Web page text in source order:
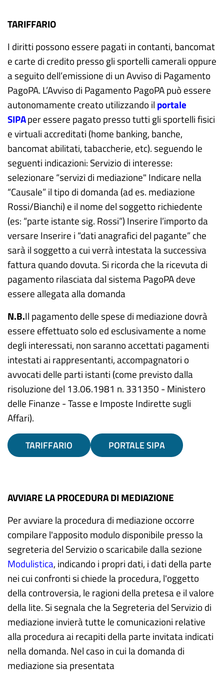
TARIFFARIO
I diritti possono essere pagati in contanti, bancomat
e carte di credito presso gli sportelli camerali oppure
a seguito dell’emissione di un Avviso di Pagamento
PagoPA. L’Avviso di Pagamento PagoPA può essere
autonomamente creato utilizzando il portale
SIPAper essere pagato presso tutti gli sportelli fisici
e virtuali accreditati (home banking, banche,
bancomat abilitati, tabaccherie, etc). seguendo le
seguenti indicazioni: Servizio di interesse:
selezionare “servizi di mediazione" Indicare nella
“Causale” il tipo di domanda (ad es. mediazione
Rossi/Bianchi) e il nome del soggetto richiedente
(es: “parte istante sig. Rossi”) Inserire l’importo da
versare Inserire i “dati anagrafici del pagante” che
sarà il soggetto a cui verrà intestata la successiva
fattura quando dovuta. Si ricorda che la ricevuta di
pagamento rilasciata dal sistema PagoPA deve
essere allegata alla domanda
N.B.Il pagamento delle spese di mediazione dovrà
essere effettuato solo ed esclusivamente a nome
degli interessati, non saranno accettati pagamenti
intestati ai rappresentanti, accompagnatori o
avvocati delle parti istanti (come previsto dalla
risoluzione del 13.06.1981 n. 331350 - Ministero
delle Finanze - Tasse e Imposte Indirette sugli
Affari).
TARIFFARIO PORTALE SIPA
AVVIARE LA PROCEDURA DI MEDIAZIONE
Per avviare la procedura di mediazione occorre
compilare l'apposito modulo disponibile presso la
segreteria del Servizio o scaricabile dalla sezione
Modulistica, indicando i propri dati, i dati della parte
nei cui confronti si chiede la procedura, l'oggetto
della controversia, le ragioni della pretesa e il valore
della lite. Si segnala che la Segreteria del Servizio di
mediazione invierà tutte le comunicazioni relative
alla procedura ai recapiti della parte invitata indicati
nella domanda. Nel caso in cui la domanda di
mediazione sia presentata